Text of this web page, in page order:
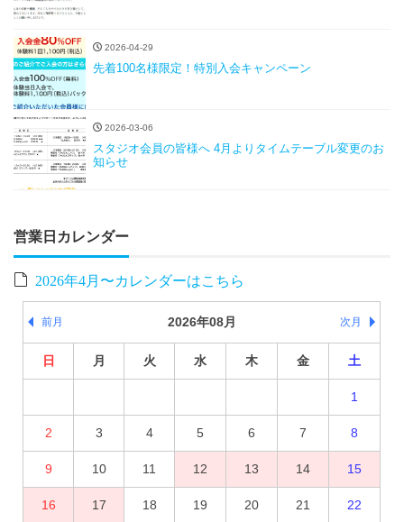
2026-04-29
先着100名様限定！特別入会キャンペーン
2026-03-06
スタジオ会員の皆様へ 4月よりタイムテーブル変更のお
知らせ
営業日カレンダー
2026年4月〜カレンダーはこちら